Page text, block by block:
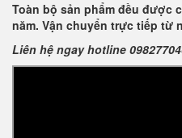
Toàn bộ sản phẩm đều được
năm. Vận chuyển trực tiếp từ
Liên hệ ngay hotline